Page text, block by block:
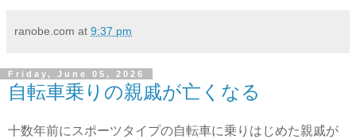
ranobe.com at 9:37 pm
Friday, June 05, 2026
自転車乗りの親戚が亡くなる
十数年前にスポーツタイプの自転車に乗りはじめた親戚が